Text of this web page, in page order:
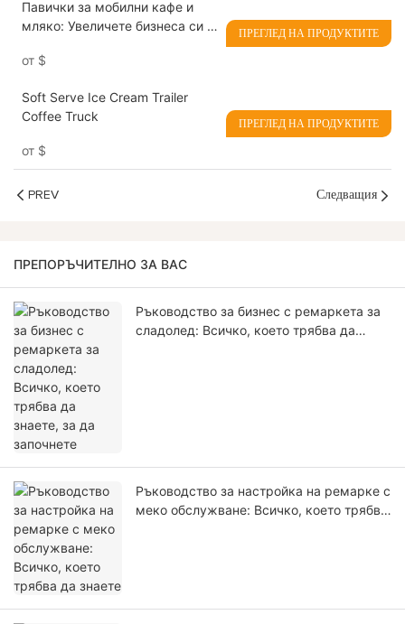
Павички за мобилни кафе и
мляко: Увеличете бизнеса си с
от $
ПРЕГЛЕД НА ПРОДУКТИТЕ
Soft Serve Ice Cream Trailer
Coffee Truck
от $
ПРЕГЛЕД НА ПРОДУКТИТЕ
PREV Следващия
ПРЕПОРЪЧИТЕЛНО ЗА ВАС
Ръководство за бизнес с ремаркета за
сладолед: Всичко, което трябва да
Ръководство за настройка на ремарке с
меко обслужване: Всичко, което трябва